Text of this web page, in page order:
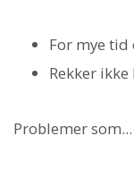
For mye
Rekker
Problemer som...